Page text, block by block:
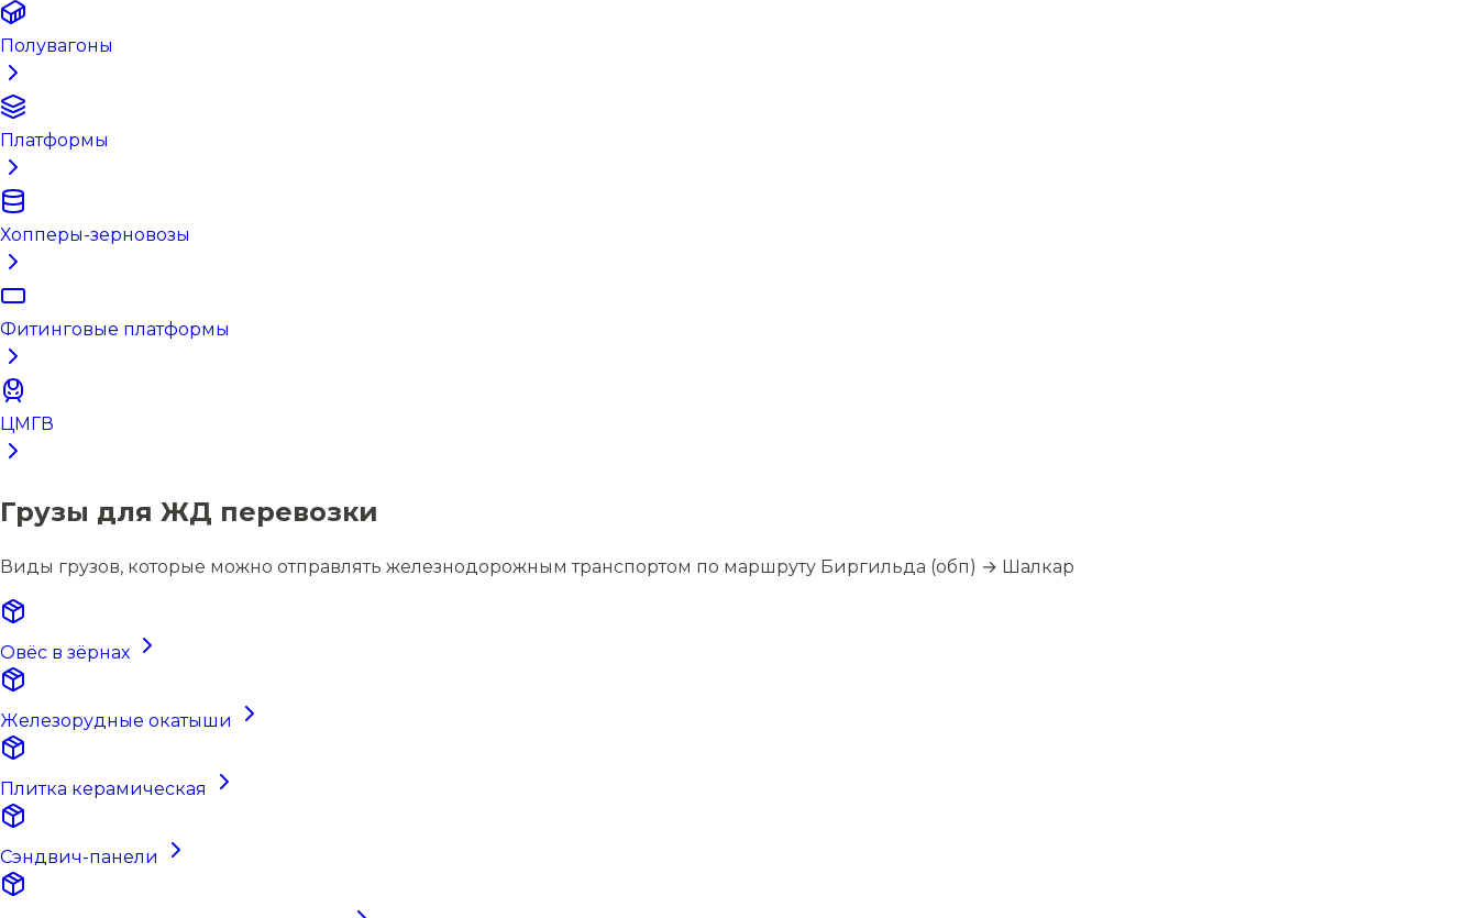
Полувагоны
Платформы
Хопперы-зерновозы
Фитинговые платформы
ЦМГВ
Грузы для ЖД перевозки
Виды грузов, которые можно отправлять железнодорожным транспортом по маршруту Биргильда (обп) → Шалкар
Овёс в зёрнах
Железорудные окатыши
Плитка керамическая
Сэндвич-панели